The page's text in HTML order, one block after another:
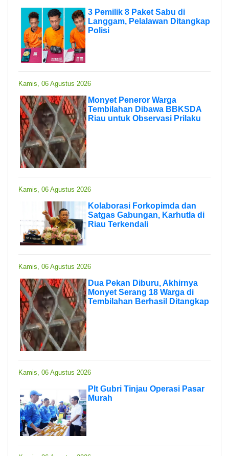
3 Pemilik 8 Paket Sabu di
Langgam, Pelalawan Ditangkap
Polisi
Kamis, 06 Agustus 2026
Monyet Peneror Warga
Tembilahan Dibawa BBKSDA
Riau untuk Observasi Prilaku
Kamis, 06 Agustus 2026
Kolaborasi Forkopimda dan
Satgas Gabungan, Karhutla di
Riau Terkendali
Kamis, 06 Agustus 2026
Dua Pekan Diburu, Akhirnya
Monyet Serang 18 Warga di
Tembilahan Berhasil Ditangkap
Kamis, 06 Agustus 2026
Plt Gubri Tinjau Operasi Pasar
Murah